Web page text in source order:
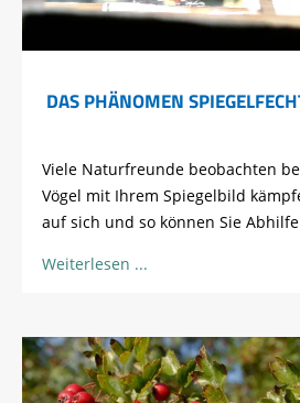
DAS PHÄNOMEN
Viele Naturfreunde beobachten
Vögel mit Ihrem Spiegelbild
auf sich und so können Sie
Weiterlesen